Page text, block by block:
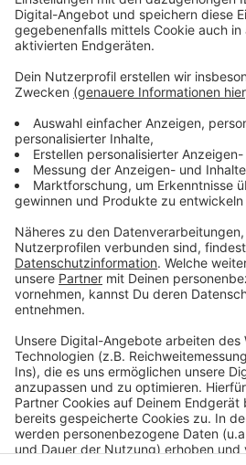
Anzeige
Weitere Infos und Links
Wohnungseinbruchradar der
Immer mehr Einbrüche in
Auseinandersetzung im
Anzeige
Anzeige